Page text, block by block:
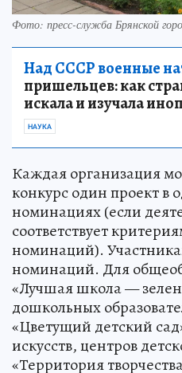
Фото: пресс-служба Брянской
Над СССР военные
пришельцев: как
искала и изучала
НАУКА
Каждая организация
конкурс один проект в
номинациях (если
соответствует
номинаций).
номинаций. Для
«Лучшая школа —
дошкольных
«Цветущий детский
искусств, центров
«Территория